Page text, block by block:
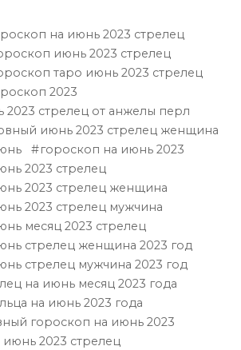
на июнь 2023 стрелец
июнь 2023 стрелец
таро июнь 2023 стрелец
2023
2023 стрелец от анжелы перл
июнь 2023 стрелец женщина
гороскоп на июнь 2023
2023 стрелец
2023 стрелец женщина
2023 стрелец мужчина
месяц 2023 стрелец
стрелец женщина 2023 год
стрелец мужчина 2023 год
на июнь месяц 2023 года
на июнь 2023 года
гороскоп на июнь 2023
2023 стрелец